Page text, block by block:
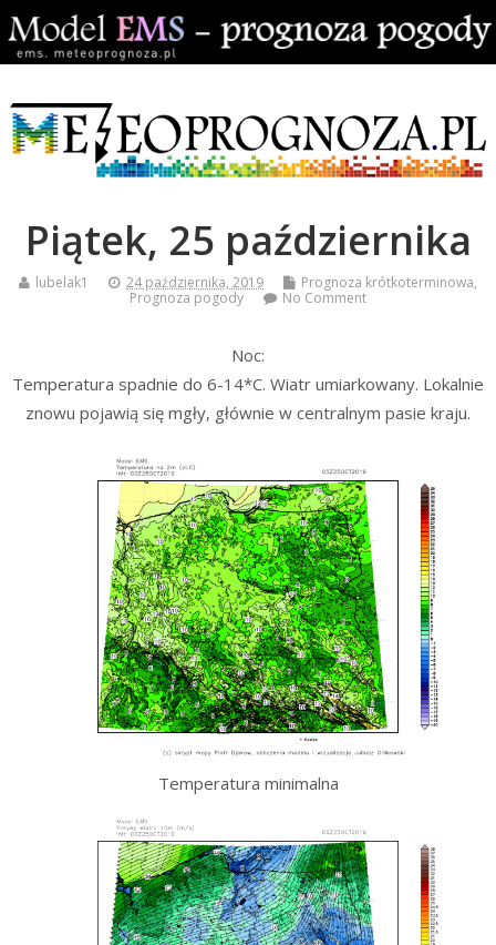
Piątek, 25 października
lubelak1 24 października, 2019 Prognoza krótkoterminowa,
Prognoza pogody
No Comment
Noc:
Temperatura spadnie do 6-14*C. Wiatr umiarkowany. Lokalnie
znowu pojawią się mgły, głównie w centralnym pasie kraju.
Temperatura minimalna